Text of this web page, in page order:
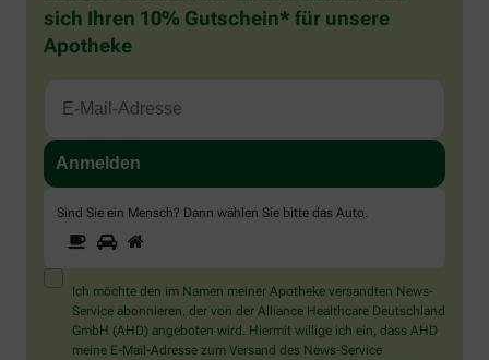
sich Ihren 10% Gutschein* für unsere
Apotheke
Sind Sie ein Mensch? Dann wählen Sie bitte das Auto.
Sind
Sie
ein
Mensch?
Dann
wählen
Sie
1 2
Ich möchte den im Namen meiner Apotheke versandten News-
Service abonnieren, der von der Alliance Healthcare Deutschland
GmbH (AHD) angeboten wird. Hiermit willige ich ein, dass AHD
meine E-Mail-Adresse zum Versand des News-Service